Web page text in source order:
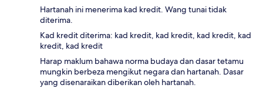
Hartanah ini menerima kad kredit. Wang tunai tidak
diterima.
Kad kredit diterima: kad kredit, kad kredit, kad kredit, kad
kredit, kad kredit
Harap maklum bahawa norma budaya dan dasar tetamu
mungkin berbeza mengikut negara dan hartanah. Dasar
yang disenaraikan diberikan oleh hartanah.